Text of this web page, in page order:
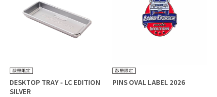
DESKTOP TRAY - LC EDITION
SILVER
PINS OVAL LABEL 2026